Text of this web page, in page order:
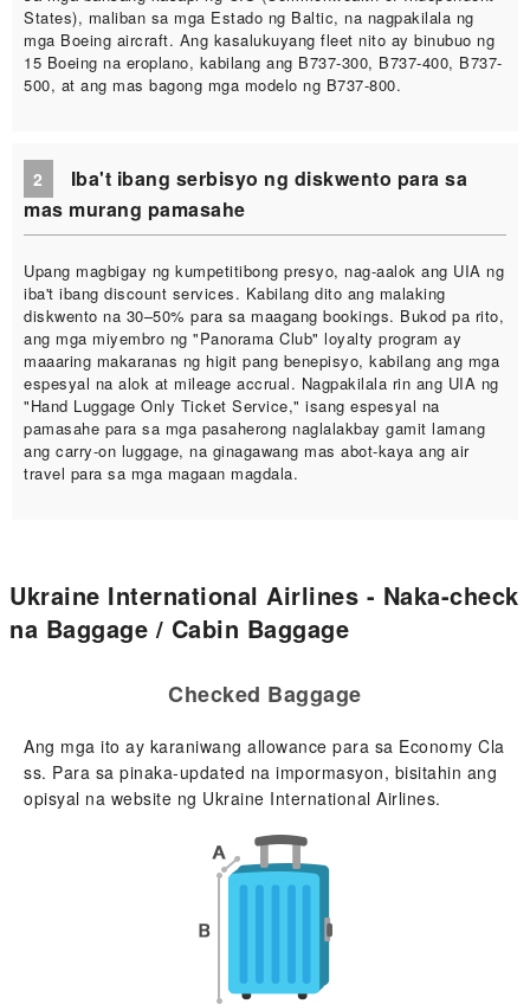
States), maliban sa mga Estado ng Baltic, na nagpakilala ng
mga Boeing aircraft. Ang kasalukuyang fleet nito ay binubuo ng
15 Boeing na eroplano, kabilang ang B737-300, B737-400, B737-
500, at ang mas bagong mga modelo ng B737-800.
2
Iba't ibang serbisyo ng diskwento para sa
mas murang pamasahe
Upang magbigay ng kumpetitibong presyo, nag-aalok ang UIA ng
iba't ibang discount services. Kabilang dito ang malaking
diskwento na 30–50% para sa maagang bookings. Bukod pa rito,
ang mga miyembro ng "Panorama Club" loyalty program ay
maaaring makaranas ng higit pang benepisyo, kabilang ang mga
espesyal na alok at mileage accrual. Nagpakilala rin ang UIA ng
"Hand Luggage Only Ticket Service," isang espesyal na
pamasahe para sa mga pasaherong naglalakbay gamit lamang
ang carry-on luggage, na ginagawang mas abot-kaya ang air
travel para sa mga magaan magdala.
Ukraine International Airlines - Naka-check
na Baggage / Cabin Baggage
Checked Baggage
Ang mga ito ay karaniwang allowance para sa Economy Cla
ss. Para sa pinaka-updated na impormasyon, bisitahin ang
opisyal na website ng Ukraine International Airlines.